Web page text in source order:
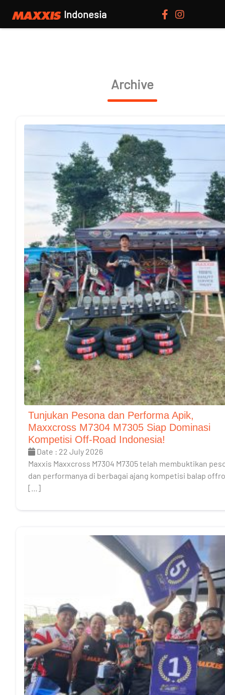
Indonesia
Archive
Tunjukan Pesona dan Performa Apik,
Maxxcross M7304 M7305 Siap Dominasi
Kompetisi Off-Road Indonesia!
Date : 22 July 2026
Maxxis Maxxcross M7304 M7305 telah membuktikan
dan performanya di berbagai ajang kompetisi balap
[…]